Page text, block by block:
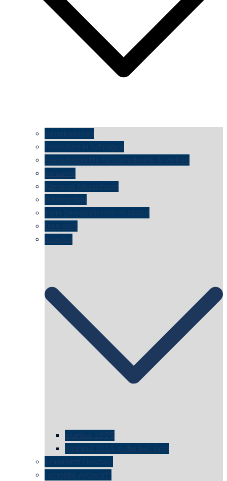
Angekommen
Menschen in Schildgen
Menschenkette für Demokratie & Vielfalt
konzerte
Karneval Monochrom
Baumgefühl
mein Chargesheimer reloaded
time shift
Istanbul
istanbul 1995
Istanbul 2015 in der IHK Köln
schwimmt Neptun?
„schnelle Antwort“